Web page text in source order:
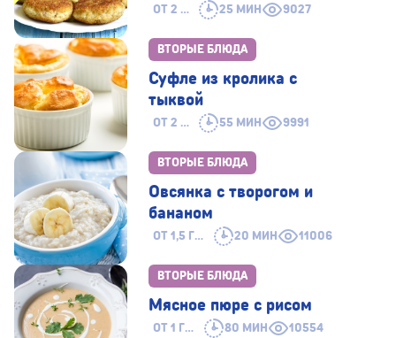
ОТ 2 ЛЕТ 25 МИН 9027
ВТОРЫЕ БЛЮДА
ОТ 2 ЛЕТ 55 МИН 9991
Суфле из кролика с
тыквой
ВТОРЫЕ БЛЮДА
ОТ 1,5 ГОДА 20 МИН 11006
Овсянка с творогом и
бананом
ВТОРЫЕ БЛЮДА
ОТ 1 ГОДА 80 МИН 10554
Мясное пюре с рисом